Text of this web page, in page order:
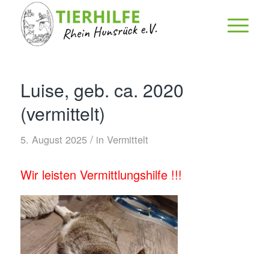
Luise, geb. ca. 2020
(vermittelt)
5. August 2025 / in Vermittelt
Wir leisten Vermittlungshilfe !!!